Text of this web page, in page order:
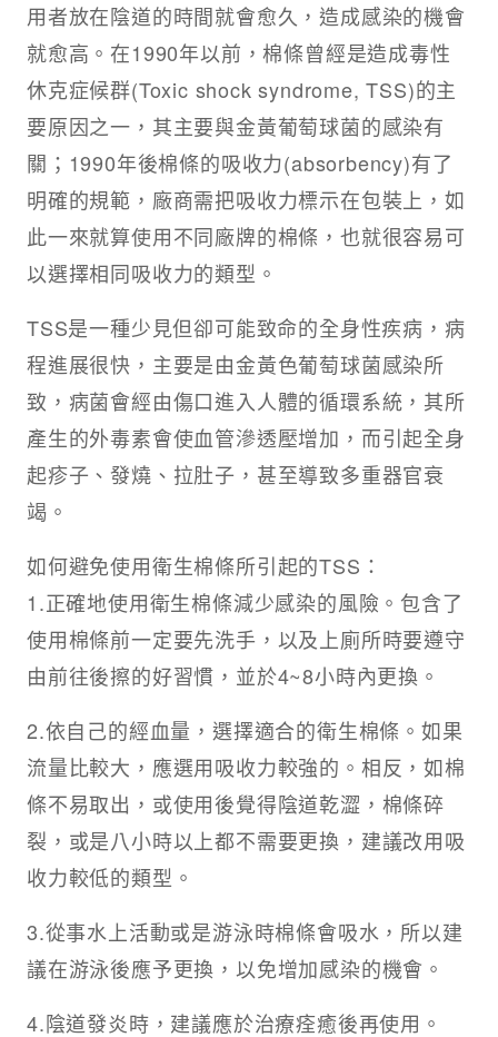
用者放在陰道的時間就會愈久，造成感染的機會
就愈高。在1990年以前，棉條曾經是造成毒性
休克症候群(Toxic shock syndrome, TSS)的主
要原因之一，其主要與金黃葡萄球菌的感染有
關；1990年後棉條的吸收力(absorbency)有了
明確的規範，廠商需把吸收力標示在包裝上，如
此一來就算使用不同廠牌的棉條，也就很容易可
以選擇相同吸收力的類型。
TSS是一種少見但卻可能致命的全身性疾病，病
程進展很快，主要是由金黃色葡萄球菌感染所
致，病菌會經由傷口進入人體的循環系統，其所
產生的外毒素會使血管滲透壓增加，而引起全身
起疹子、發燒、拉肚子，甚至導致多重器官衰
竭。
如何避免使用衛生棉條所引起的TSS：
1.正確地使用衛生棉條減少感染的風險。包含了
使用棉條前一定要先洗手，以及上廁所時要遵守
由前往後擦的好習慣，並於4~8小時內更換。
2.依自己的經血量，選擇適合的衛生棉條。如果
流量比較大，應選用吸收力較強的。相反，如棉
條不易取出，或使用後覺得陰道乾澀，棉條碎
裂，或是八小時以上都不需要更換，建議改用吸
收力較低的類型。
3.從事水上活動或是游泳時棉條會吸水，所以建
議在游泳後應予更換，以免增加感染的機會。
4.陰道發炎時，建議應於治療痊癒後再使用。